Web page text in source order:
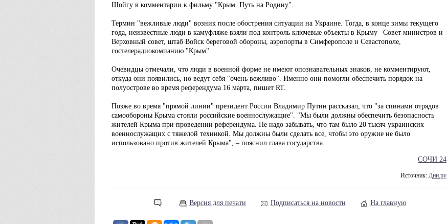
Шойгу в комментарии к фильму "Крым. Путь на Родину".
Термин "вежливые люди" возник после обострения ситуации на Украине. Тогда, в конце зимы текущего
года, неизвестные люди в камуфляже взяли под контроль ключевые объекты в Крыму– Совет министров и
Верховный совет, штаб Войск береговой обороны, аэропорты в Симферополе и Севастополе,
гостелерадиокомпанию "Крым".
Очевидцы отмечали, что люди в военной форме не имеют опознавательных знаков, не комментируют,
откуда они появились, но ведут себя "очень вежливо". Именно они помогли обеспечить порядок на
полуострове во время референдума 16 марта, пишет RT.
Позже во время "прямой линии" президент России Владимир Путин рассказал, что "за спинами отрядов
самообороны Крыма стояли российские военнослужащие". "Мы были должны обеспечить безопасность
жителей Крыма при проведении референдума. Не надо забывать, что там было 20 тысяч украинских
военнослужащих с тяжелой техникой. Мы должны были сделать все, чтобы это оружие не было
использовано против жителей Крыма", – пояснил глава государства.
СОЧИ 24
Источник: Дни.ру
Версия для печати Подписаться на новости На главную